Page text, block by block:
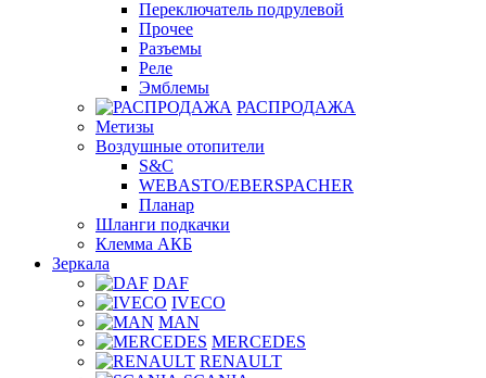
Переключатель подрулевой
Прочее
Разъемы
Реле
Эмблемы
РАСПРОДАЖА
Метизы
Воздушные отопители
S&C
WEBASTO/EBERSPACHER
Планар
Шланги подкачки
Клемма АКБ
Зеркала
DAF
IVECO
MAN
MERCEDES
RENAULT